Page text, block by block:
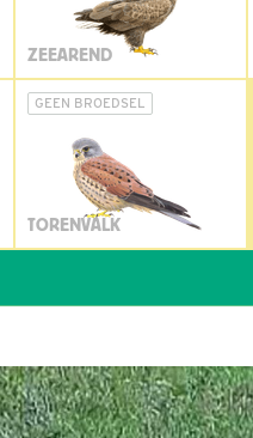
ZEEAREND
GEEN BROEDSEL
TORENVALK